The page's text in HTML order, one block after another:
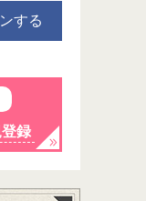
する
録